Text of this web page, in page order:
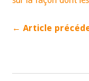
← Article